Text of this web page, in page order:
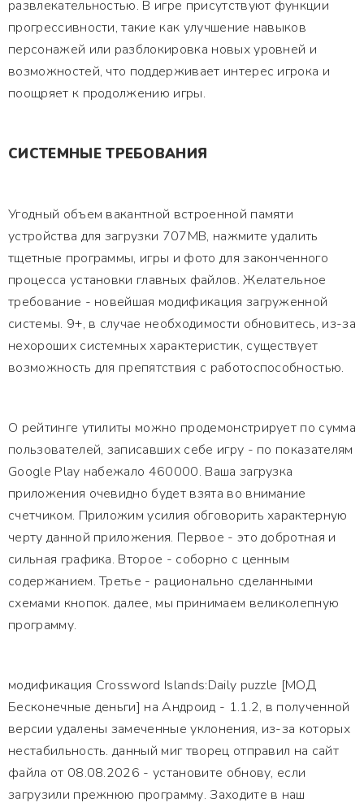
развлекательностью. В игре присутствуют функции
прогрессивности, такие как улучшение навыков
персонажей или разблокировка новых уровней и
возможностей, что поддерживает интерес игрока и
поощряет к продолжению игры.
СИСТЕМНЫЕ ТРЕБОВАНИЯ
Угодный объем вакантной встроенной памяти
устройства для загрузки 707MB, нажмите удалить
тщетные программы, игры и фото для законченного
процесса установки главных файлов. Желательное
требование - новейшая модификация загруженной
системы. 9+, в случае необходимости обновитесь, из-за
нехороших системных характеристик, существует
возможность для препятствия с работоспособностью.
О рейтинге утилиты можно продемонстрирует по сумма
пользователей, записавших себе игру - по показателям
Google Play набежало 460000. Ваша загрузка
приложения очевидно будет взята во внимание
счетчиком. Приложим усилия обговорить характерную
черту данной приложения. Первое - это добротная и
сильная графика. Второе - соборно с ценным
содержанием. Третье - рационально сделанными
схемами кнопок. далее, мы принимаем великолепную
программу.
модификация Crossword Islands:Daily puzzle [МОД
Бесконечные деньги] на Андроид - 1.1.2, в полученной
версии удалены замеченные уклонения, из-за которых
нестабильность. данный миг творец отправил на сайт
файла от 08.08.2026 - установите обнову, если
загрузили прежнюю программу. Заходите в наш